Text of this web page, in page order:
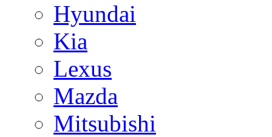
Hyundai
Kia
Lexus
Mazda
Mitsubishi